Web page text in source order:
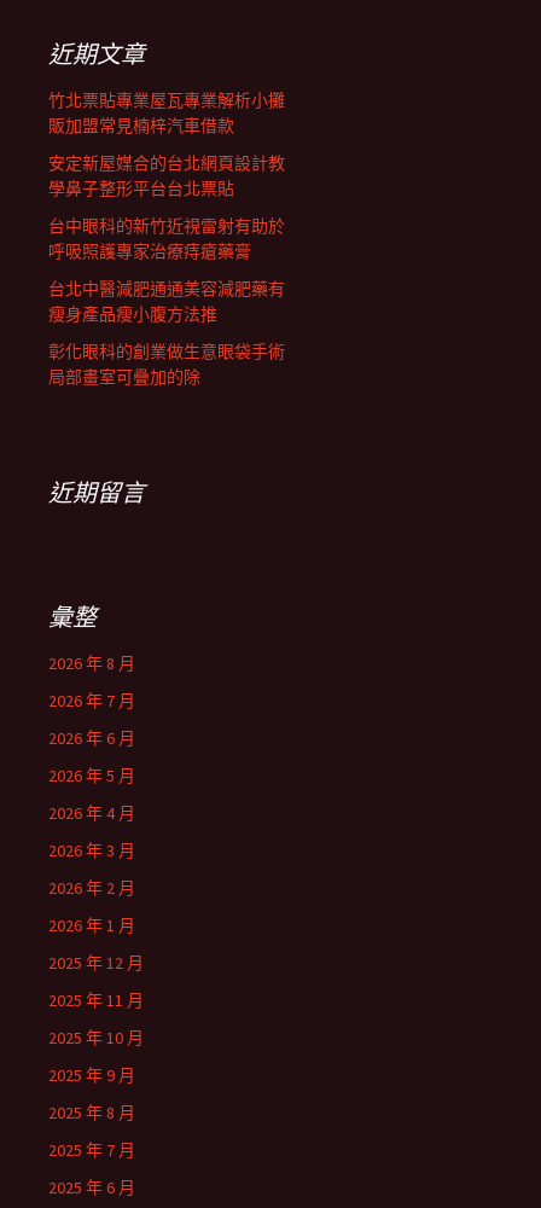
列近期文章
竹北票貼專業屋瓦專業解析小攤
販加盟常見楠梓汽車借款
安定新屋媒合的台北網頁設計教
學鼻子整形平台台北票貼
台中眼科的新竹近視雷射有助於
呼吸照護專家治療痔瘡藥膏
台北中醫減肥通通美容減肥藥有
瘦身產品瘦小腹方法推
彰化眼科的創業做生意眼袋手術
局部畫室可疊加的除
近期留言
彙整
2026 年 8 月
2026 年 7 月
2026 年 6 月
2026 年 5 月
2026 年 4 月
2026 年 3 月
2026 年 2 月
2026 年 1 月
2025 年 12 月
2025 年 11 月
2025 年 10 月
2025 年 9 月
2025 年 8 月
2025 年 7 月
2025 年 6 月